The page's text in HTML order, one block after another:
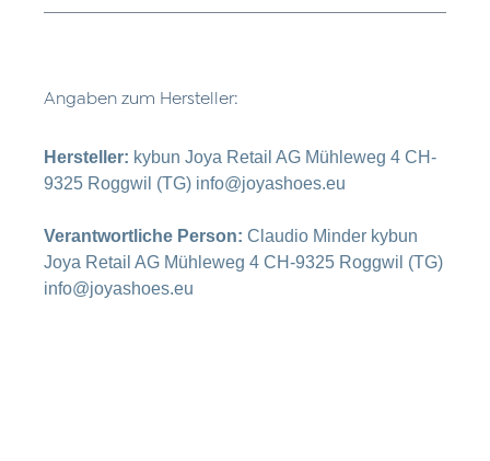
Angaben zum Hersteller:
Hersteller: kybun Joya Retail AG Mühleweg 4 CH-
9325 Roggwil (TG) info@joyashoes.eu
Verantwortliche Person: Claudio Minder kybun
Joya Retail AG Mühleweg 4 CH-9325 Roggwil (TG)
info@joyashoes.eu